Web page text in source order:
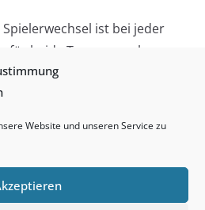
Website und unseren Service zu
ist bei jeder
beide Teams zugelassen.